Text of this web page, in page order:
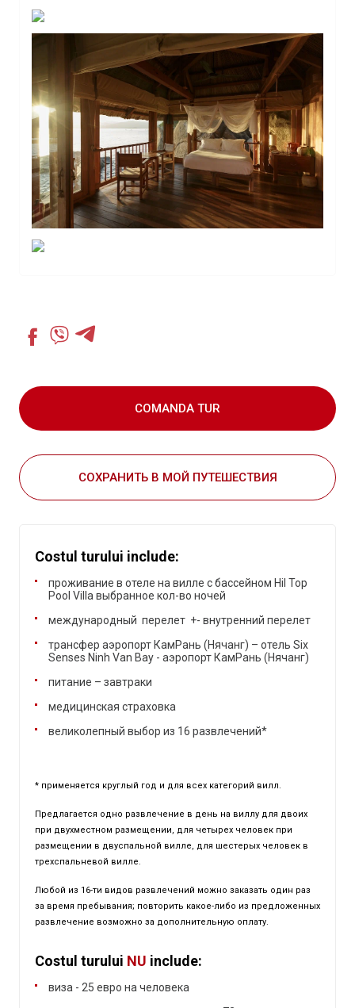
COMANDA TUR
СОХРАНИТЬ В МОЙ ПУТЕШЕСТВИЯ
Costul turului include:
проживание в отеле на вилле с бассейном Hil Top
Pool Villa выбранное кол-во ночей
международный перелет +- внутренний перелет
трансфер аэропорт КамРань (Нячанг) – отель Six
Senses Ninh Van Bay - аэропорт КамРань (Нячанг)
питание – завтраки
медицинская страховка
великолепный выбор из 16 развлечений*
* применяется круглый год и для всех категорий вилл.
Предлагается одно развлечение в день на виллу для двоих
при двухместном размещении, для четырех человек при
размещении в двуспальной вилле, для шестерых человек в
трехспальневой вилле.
Любой из 16-ти видов развлечений можно заказать один раз
за время пребывания; повторить какое-либо из предложенных
развлечение возможно за дополнительную оплату.
Costul turului NU include:
виза - 25 евро на человека